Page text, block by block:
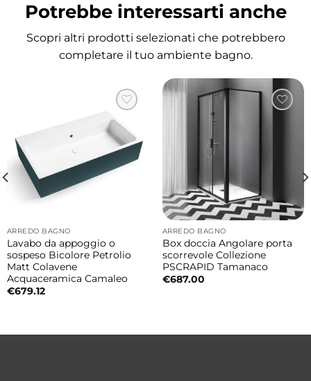
Potrebbe interessarti anche
Scopri altri prodotti selezionati che potrebbero
completare il tuo ambiente bagno.
ARREDO BAGNO
Lavabo da appoggio o
sospeso Bicolore Petrolio
Matt Colavene
Acquaceramica Camaleo
€679.12
ARREDO BAGNO
Box doccia Angolare porta
scorrevole Collezione
PSCRAPID Tamanaco
€687.00